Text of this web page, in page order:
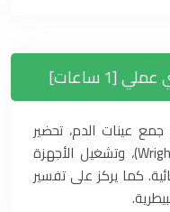
عينات الدم، تحضير
شرائح الدم، التلوين (Wright/Giemsa)، وتشغيل الأجهزة
كما يركز على تفسير